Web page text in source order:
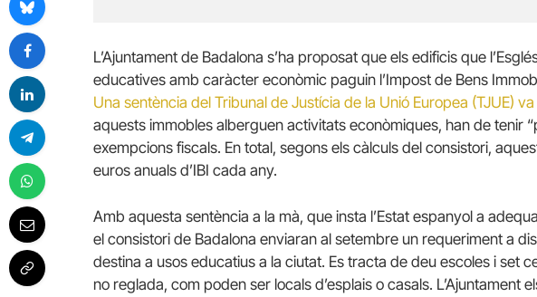
L’Ajuntament de Badalona s’ha proposat que els edificis que
educatives amb caràcter econòmic paguin l’Impost de Bens
Una sentència del Tribunal de Justícia de la Unió Europea (TJUE)
aquests immobles alberguen activitats econòmiques, han de tenir
exempcions fiscals. En total, segons els càlculs del consistori,
euros anuals d’IBI cada any.
Amb aquesta sentència a la mà, que insta l’Estat espanyol a
el consistori de Badalona enviaran al setembre un requeriment a
destina a usos educatius a la ciutat. Es tracta de deu escoles i set
no reglada, com poden ser locals d’esplais o casals. L’Ajuntament